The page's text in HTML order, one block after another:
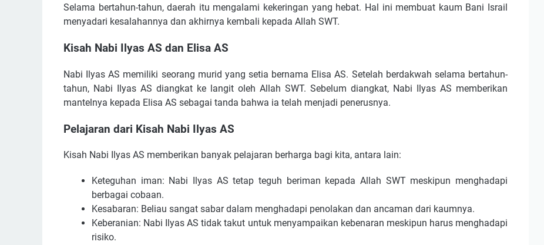
Selama bertahun-tahun, daerah itu mengalami kekeringan yang hebat. Hal ini membuat kaum Bani Israil
menyadari kesalahannya dan akhirnya kembali kepada Allah SWT.
Kisah Nabi Ilyas AS dan Elisa AS
Nabi Ilyas AS memiliki seorang murid yang setia bernama Elisa AS. Setelah berdakwah selama bertahun-
tahun, Nabi Ilyas AS diangkat ke langit oleh Allah SWT. Sebelum diangkat, Nabi Ilyas AS memberikan
mantelnya kepada Elisa AS sebagai tanda bahwa ia telah menjadi penerusnya.
Pelajaran dari Kisah Nabi Ilyas AS
Kisah Nabi Ilyas AS memberikan banyak pelajaran berharga bagi kita, antara lain:
Keteguhan iman: Nabi Ilyas AS tetap teguh beriman kepada Allah SWT meskipun menghadapi
berbagai cobaan.
Kesabaran: Beliau sangat sabar dalam menghadapi penolakan dan ancaman dari kaumnya.
Keberanian: Nabi Ilyas AS tidak takut untuk menyampaikan kebenaran meskipun harus menghadapi
risiko.